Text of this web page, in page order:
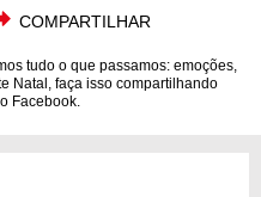
COMPARTILHAR
tudo o que passamos: emoções,
Natal, faça isso compartilhando
Facebook.